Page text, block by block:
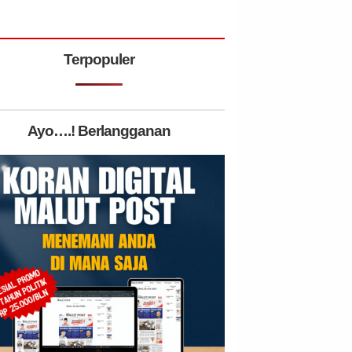
Terpopuler
Ayo….! Berlangganan